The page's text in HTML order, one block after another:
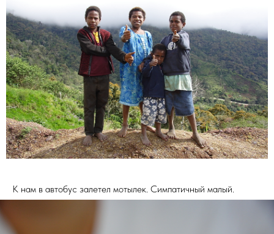
К нам в автобус залетел мотылек. Симпатичный малый.